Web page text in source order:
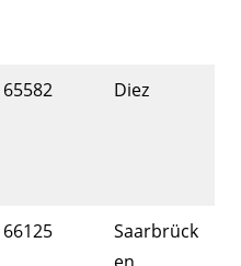
65582 Diez
66125
Saarbrück